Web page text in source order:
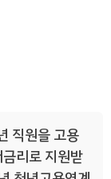
직원을 고용
리로 지원받